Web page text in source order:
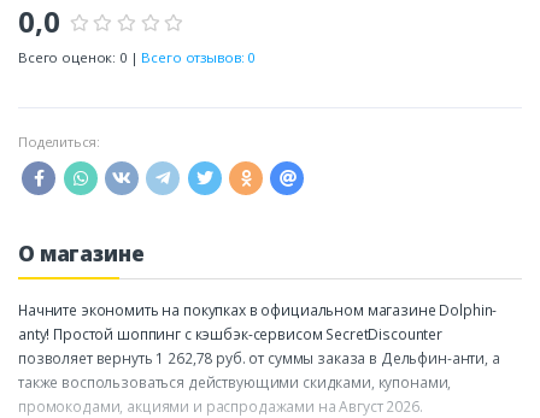
0,0
Всего оценок: 0 | Всего отзывов: 0
Поделиться:
О магазине
Начните экономить на покупках в официальном магазине Dolphin-
anty! Простой шоппинг с кэшбэк-сервисом SecretDiscounter
позволяет вернуть 1 262,78 руб. от суммы заказа в Дельфин-анти, а
также воспользоваться действующими скидками, купонами,
промокодами, акциями и распродажами на Август 2026.